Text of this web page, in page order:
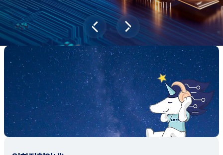
새내기학부에서
전공탐색 프로그램을 통해 나에게 맞는 최
적의 전공을 찾아보세요.
전공탐색 가이드 바로가기